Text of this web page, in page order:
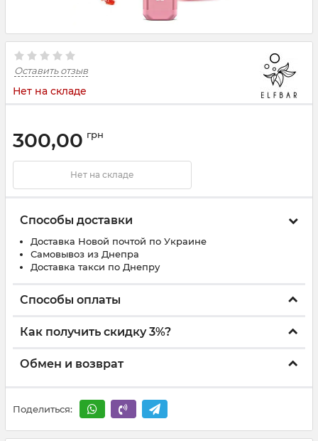
Оставить отзыв
Нет на складе
300,00 грн
Нет на складе
Способы доставки
Доставка Новой почтой по Украине
Самовывоз из Днепра
Доставка такси по Днепру
Способы оплаты
Как получить скидку 3%?
Обмен и возврат
Поделиться: